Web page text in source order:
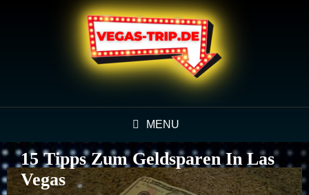
MENU
15 Tipps Zum Geldsparen In Las
Vegas